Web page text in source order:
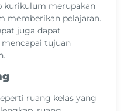
kurikulum merupakan
memberikan pelajaran.
juga dapat
tujuan
ruang kelas yang